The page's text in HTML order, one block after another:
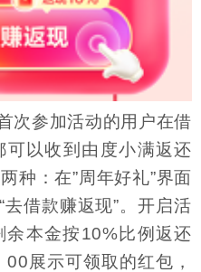
次参加活动的用户在借
以收到由度小满返还
种：在”周年好礼”界面
借款赚返现”。开启活
本金按10%比例返还
展示可领取的红包，